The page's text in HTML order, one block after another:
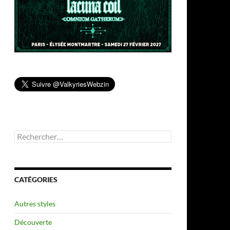
Rechercher :
CATÉGORIES
Autres styles
Découverte